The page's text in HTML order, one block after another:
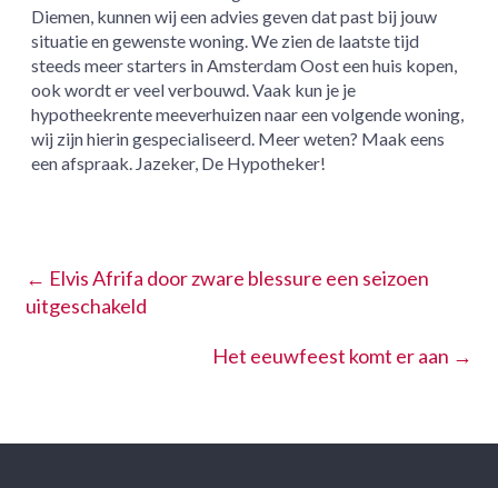
Diemen, kunnen wij een advies geven dat past bij jouw
situatie en gewenste woning. We zien de laatste tijd
steeds meer starters in Amsterdam Oost een huis kopen,
ook wordt er veel verbouwd. Vaak kun je je
hypotheekrente meeverhuizen naar een volgende woning,
wij zijn hierin gespecialiseerd. Meer weten? Maak eens
een afspraak. Jazeker, De Hypotheker!
← Elvis Afrifa door zware blessure een seizoen
uitgeschakeld
Het eeuwfeest komt er aan →